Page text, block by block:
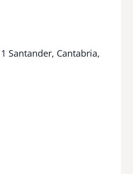
Santander, Cantabria,